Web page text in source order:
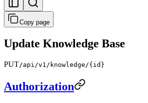
Copy page
Update Knowledge Base
PUT/api/v1/knowledge/{id}
Authorization